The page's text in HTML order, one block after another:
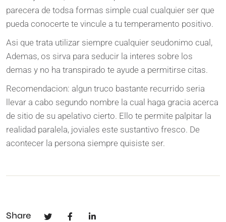
parecera de todsa formas simple cual cualquier ser que
pueda conocerte te vincule a tu temperamento positivo.
Asi que trata utilizar siempre cualquier seudonimo cual,
Ademas, os sirva para seducir la interes sobre los
demas y no ha transpirado te ayude a permitirse citas.
Recomendacion: algun truco bastante recurrido seria
llevar a cabo segundo nombre la cual haga gracia acerca
de sitio de su apelativo cierto. Ello te permite palpitar la
realidad paralela, joviales este sustantivo fresco. De
acontecer la persona siempre quisiste ser.
Share